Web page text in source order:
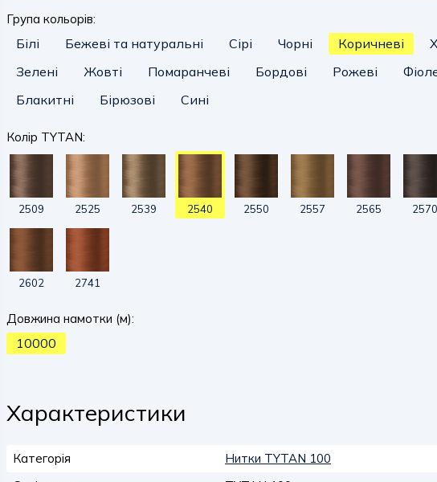
Група кольорів:
Білі Бежеві та натуральні Сірі Чорні Коричневі
Зелені
Жовті Помаранчеві Бордові Рожеві
Блакитні
Бірюзові Сині
Колір TYTAN:
2509 2525 2539 2540 2550 2557 2565 2570
2602 2741
Довжина намотки (м):
10000
Характеристики
Категорія
Нитки TYTAN 100